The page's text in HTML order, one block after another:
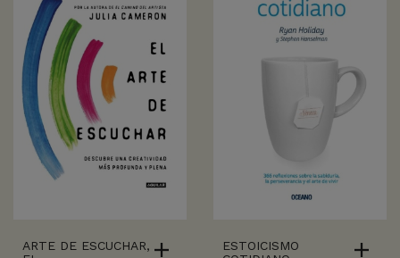
ARTE DE ESCUCHAR,
ESTOICISMO